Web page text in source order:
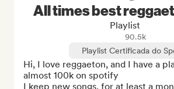
All times best
Playlist
90.5k
Playlist Certificada do
Hi, I love reggaeton, and I have a
almost 100k on spotify
I keep new songs, for at least a